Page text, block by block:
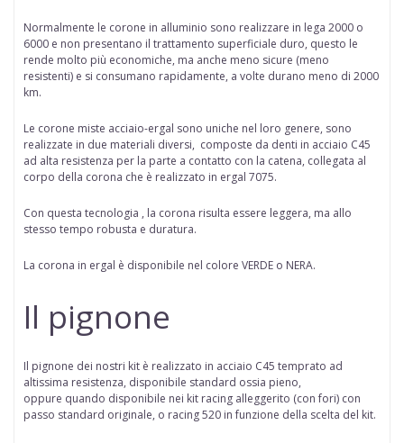
Normalmente le corone in alluminio sono realizzare in lega 2000 o
6000 e non presentano il trattamento superficiale duro, questo le
rende molto più economiche, ma anche meno sicure (meno
resistenti) e si consumano rapidamente, a volte durano meno di 2000
km.
Le corone miste acciaio-ergal sono uniche nel loro genere, sono
realizzate in due materiali diversi, composte da denti in acciaio C45
ad alta resistenza per la parte a contatto con la catena, collegata al
corpo della corona che è realizzato in ergal 7075.
Con questa tecnologia , la corona risulta essere leggera, ma allo
stesso tempo robusta e duratura.
La corona in ergal è disponibile nel colore VERDE o NERA.
Il pignone
Il pignone dei nostri kit è realizzato in acciaio C45 temprato ad
altissima resistenza, disponibile standard ossia pieno,
oppure quando disponibile nei kit racing alleggerito (con fori) con
passo standard originale, o racing 520 in funzione della scelta del kit.